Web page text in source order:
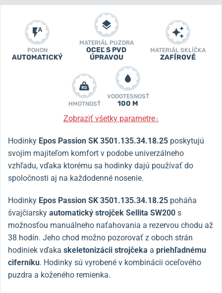
POHON
AUTOMATICKÝ
MATERIÁL PUZDRA
OCEĽ S PVD
ÚPRAVOU
MATERIÁL SKLÍČKA
ZAFÍROVÉ
HMOTNOSŤ
VODOTESNOSŤ
100 M
Zobraziť všetky parametre↓
Hodinky Epos Passion SK 3501.135.34.18.25 poskytujú
svojim majiteľom komfort v podobe univerzálneho
vzhľadu, vďaka ktorému sa hodinky dajú používať do
spoločnosti aj na každodenné nosenie.
Hodinky Epos Passion SK 3501.135.34.18.25 poháňa
švajčiarsky automatický strojček Sellita SW200 s
možnosťou manuálneho naťahovania a rezervou chodu až
38 hodín. Jeho chod možno pozorovať z oboch strán
hodiniek vďaka skeletonizácii strojčeka a priehľadnému
ciferníku. Hodinky sú vyrobené v kombinácii oceľového
puzdra a koženého remienka.